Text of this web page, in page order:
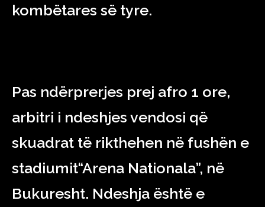
kombëtares së tyre.
Pas ndërprerjes prej afro 1 ore,
arbitri i ndeshjes vendosi që
skuadrat të rikthehen në fushën e
stadiumit“Arena Nationala”, në
Bukuresht. Ndeshja është e